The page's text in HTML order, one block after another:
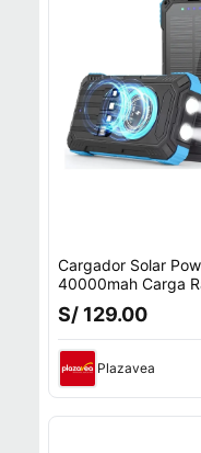
Cargador Solar
40000mah Carga
22.5w Usb Celeste
S/ 129.00
Plazavea